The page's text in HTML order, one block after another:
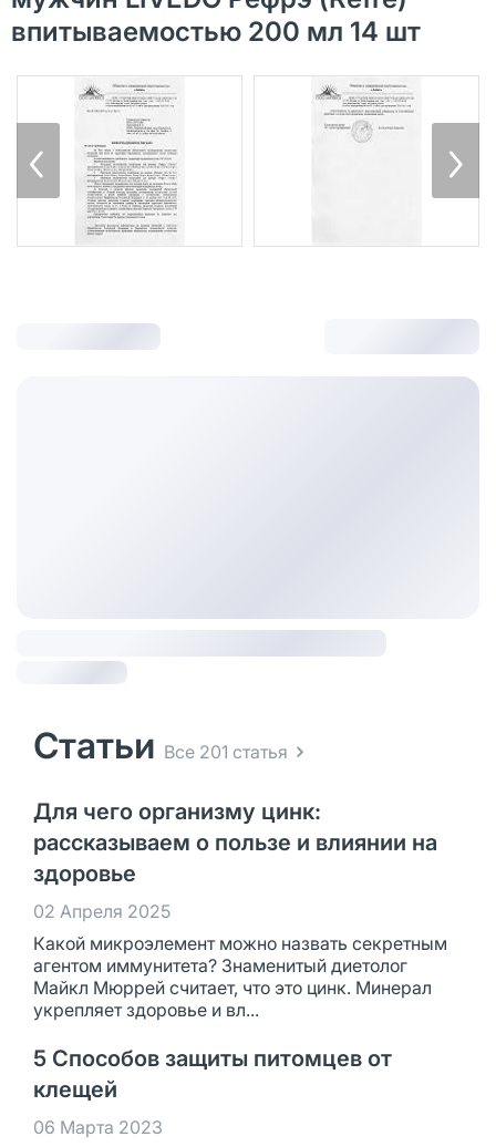
впитываемостью 200 мл 14 шт
Статьи Все 201 статья
Для чего организму цинк:
рассказываем о пользе и влиянии на
здоровье
02 Апреля 2025
Какой микроэлемент можно назвать секретным
агентом иммунитета? Знаменитый диетолог
Майкл Мюррей считает, что это цинк. Минерал
укрепляет здоровье и вл...
5 Способов защиты питомцев от
клещей
06 Марта 2023